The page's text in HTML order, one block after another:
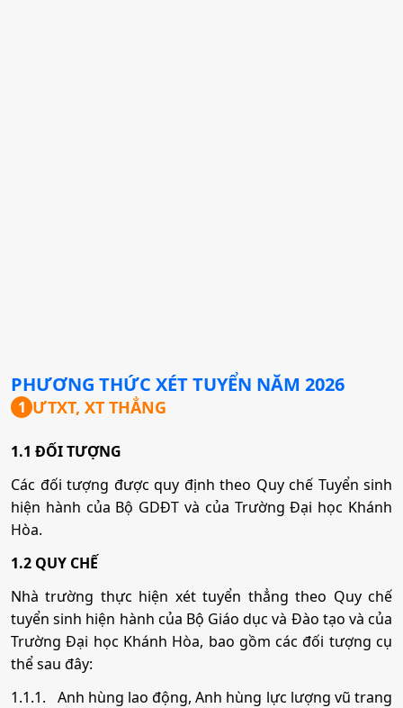
PHƯƠNG THỨC XÉT TUYỂN NĂM 2026
1 ƯTXT, XT THẲNG
1.1 ĐỐI TƯỢNG
Các đối tượng được quy định theo Quy chế Tuyển sinh
hiện hành của Bộ GDĐT và của Trường Đại học Khánh
Hòa.
1.2 QUY CHẾ
Nhà trường thực hiện xét tuyển thẳng theo Quy chế
tuyển sinh hiện hành của Bộ Giáo dục và Đào tạo và của
Trường Đại học Khánh Hòa, bao gồm các đối tượng cụ
thể sau đây:
1.1.1. Anh hùng lao động, Anh hùng lực lượng vũ trang